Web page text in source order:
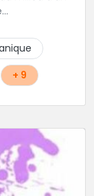
Gilles les
+ 9